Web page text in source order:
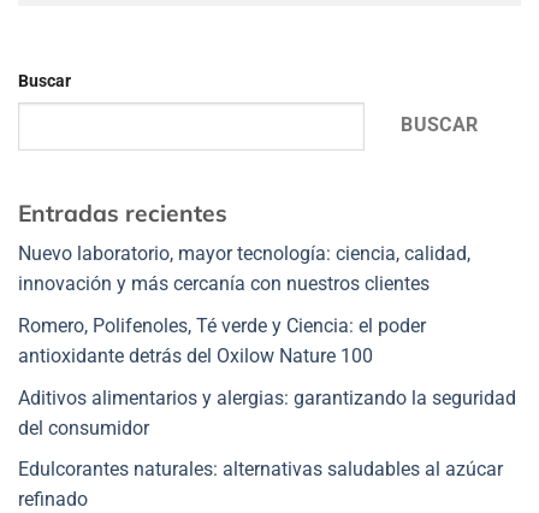
Buscar
BUSCAR
Entradas recientes
Nuevo laboratorio, mayor tecnología: ciencia, calidad,
innovación y más cercanía con nuestros clientes
Romero, Polifenoles, Té verde y Ciencia: el poder
antioxidante detrás del Oxilow Nature 100
Aditivos alimentarios y alergias: garantizando la seguridad
del consumidor
Edulcorantes naturales: alternativas saludables al azúcar
refinado